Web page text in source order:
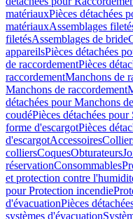
matériauxPièces détachées
matériauxAssemblages
filetésAssemblages de bride
appareilsPièces détachées
de raccordementPièces
raccordementManchons de
Manchons de raccordement
détachées pour Manchons
coudéPièces détachées
forme d'escargotPièces
d'escargotAccessoires
colliersCoquesObturateurs
réservationConsommables
et protection contre
pour Protection incendie
d'évacuationPièces
systèmes d'évacuation